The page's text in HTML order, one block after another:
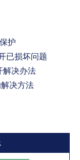
护
已损坏问题
解决办法
决方法